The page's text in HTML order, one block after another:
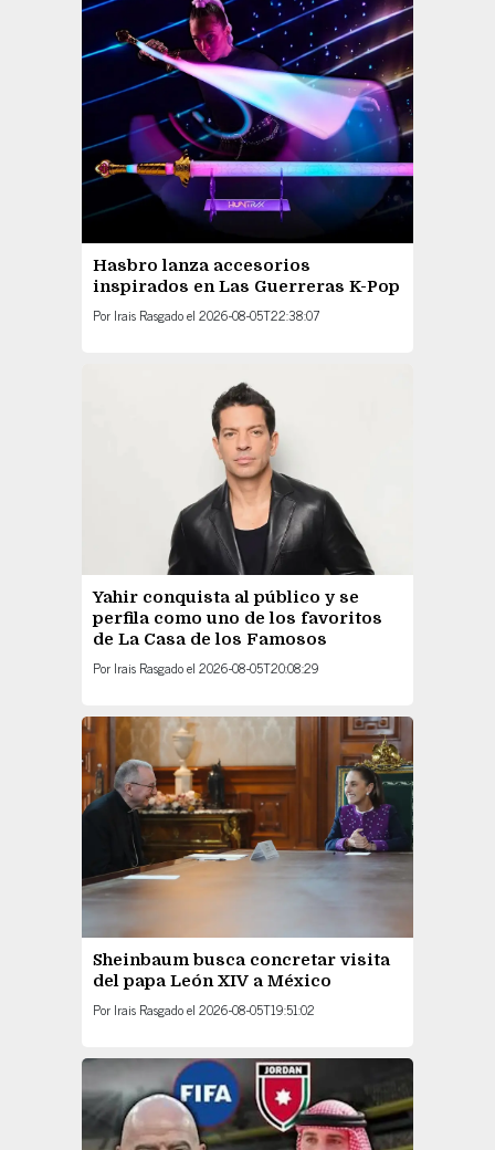
Hasbro lanza accesorios
inspirados en Las Guerreras K-Pop
Por Irais Rasgadoel 2026-08-05T22:38:07
Yahir conquista al público y se
perfila como uno de los favoritos
de La Casa de los Famosos
Por Irais Rasgadoel 2026-08-05T20:08:29
Sheinbaum busca concretar visita
del papa León XIV a México
Por Irais Rasgadoel 2026-08-05T19:51:02